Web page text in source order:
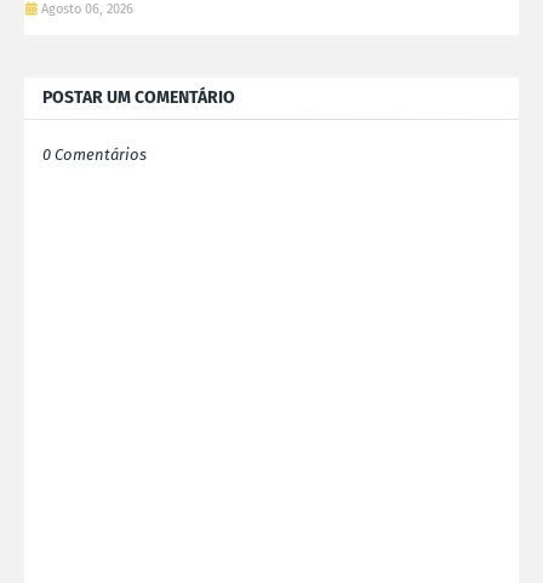
Agosto 06, 2026
POSTAR UM COMENTÁRIO
0 Comentários